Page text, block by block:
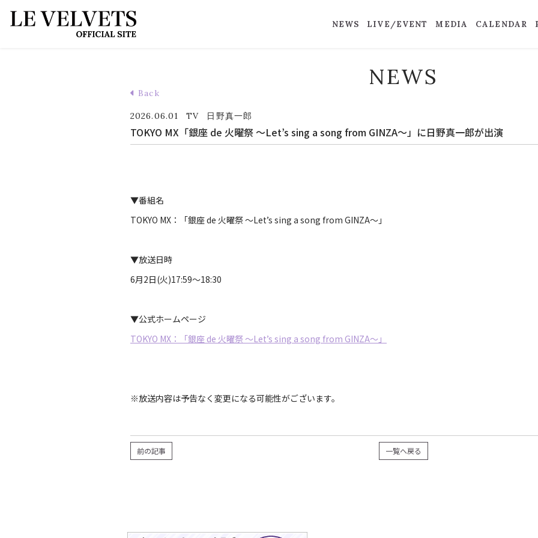
NEWS LIVE/EVENT MEDIA CALENDAR
NEWS
Back
2026.06.01 TV 日野真一郎
TOKYO MX「銀座 de 火曜祭 ～Let’s sing a song from GINZA～」に日野真一郎が出演
▼番組名
TOKYO MX：「銀座 de 火曜祭 ～Let’s sing a song from GINZA～」
▼放送日時
6月2日(火)17:59〜18:30
▼公式ホームページ
TOKYO MX：「銀座 de 火曜祭 ～Let’s sing a song from GINZA～」
※放送内容は予告なく変更になる可能性がございます。
一覧へ戻る
前の記事